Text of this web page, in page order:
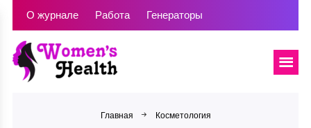
О журнале Работа Генераторы
Главная Косметология